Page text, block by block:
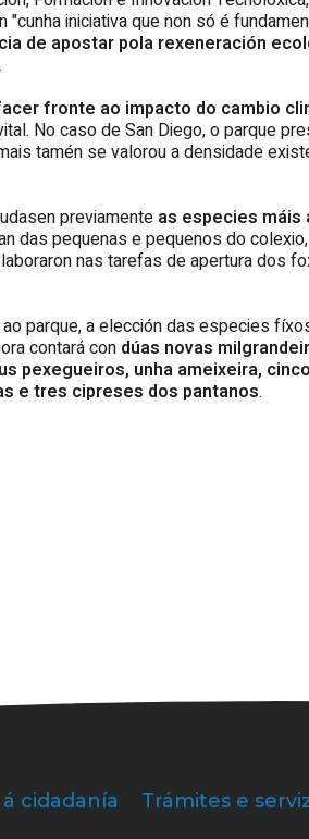
iniciativa que non só é
de apostar pola rexeneración
fronte ao impacto do cambio
No caso de San Diego, o parque
tamén se valorou a densidade
previamente as especies máis
das pequenas e pequenos do
nas tarefas de apertura dos
parque, a elección das especies
contará con dúas novas
pexegueiros, unha ameixeira,
e tres cipreses dos pantanos.
cidadanía Trámites e